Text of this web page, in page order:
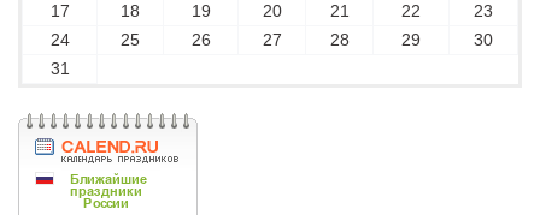
17
18 19 20 21 22
23
24
25 26 27 28 29
30
31